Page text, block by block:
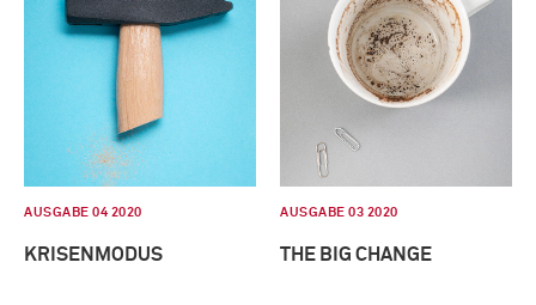
AUSGABE 04 2020
KRISENMODUS
AUSGABE 03 2020
THE BIG CHANGE